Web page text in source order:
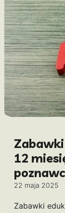
12
22 maja 2025
Zabawki